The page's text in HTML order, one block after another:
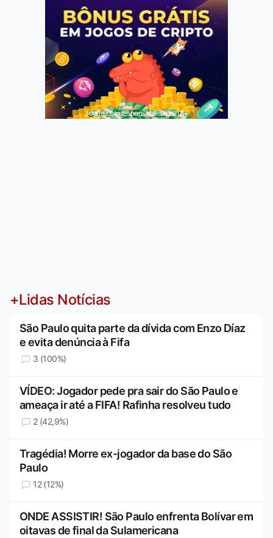
Jogue com responsabilidade. 18+
+Lidas Notícias
São Paulo quita parte da dívida com Enzo Díaz
e evita denúncia à Fifa
3 (100%)
VÍDEO: Jogador pede pra sair do São Paulo e
ameaça ir até a FIFA! Rafinha resolveu tudo
2 (42,9%)
Tragédia! Morre ex-jogador da base do São
Paulo
12 (12%)
ONDE ASSISTIR! São Paulo enfrenta Bolívar em
oitavas de final da Sulamericana